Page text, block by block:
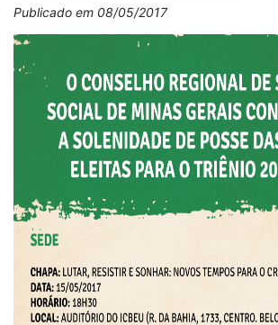
Publicado em 08/05/2017